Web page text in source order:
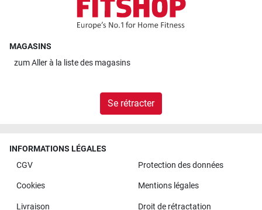
MAGASINS
zumAller à la liste des magasins
Se rétracter
INFORMATIONS LÉGALES
CGV
Protection des données
Cookies Mentions légales
Livraison Droit de rétractation